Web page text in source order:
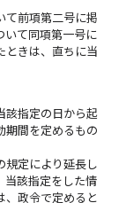
て前項第二号に掲
いて同項第一号に
ときは、直ちに当
該指定の日から起
期間を定めるもの
規定により延長し
当該指定をした情
、政令で定めると